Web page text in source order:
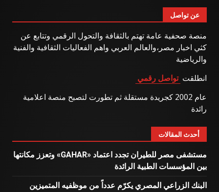
عن تواصل
منصة صحفية عامة تهتم بالثقافة والتحول الرقمي وتتابع عن
كثي اخبار مصر،والعالم العربي واهم الفعاليات الثقافية والفنية
والرياضية
انطلقت تواصل رقمي
عام 2002 كجريدة مستقلة ثم تطورت لتصبح منصة اعلامية
رائدة
أحدث المقالات
مستشفى مصر للطيران تجدد اعتماد «GAHAR» وتعزز مكانتها
بين المؤسسات الطبية الرائدة
البنك الزراعي المصري يكرّم عدداً من موظفيه المتميزين